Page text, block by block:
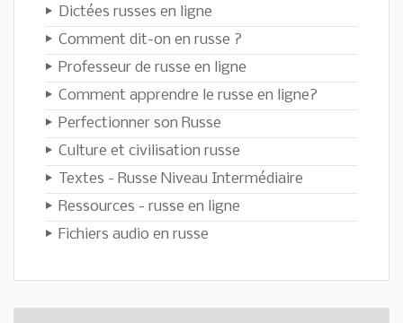
Dictées russes en ligne
Comment dit-on en russe ?
Professeur de russe en ligne
Comment apprendre le russe en ligne?
Perfectionner son Russe
Culture et civilisation russe
Textes - Russe Niveau Intermédiaire
Ressources - russe en ligne
Fichiers audio en russe